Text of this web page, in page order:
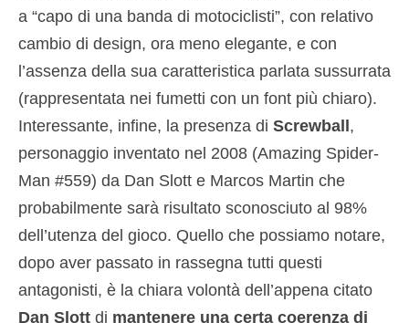
a “capo di una banda di motociclisti”, con relativo
cambio di design, ora meno elegante, e con
l’assenza della sua caratteristica parlata sussurrata
(rappresentata nei fumetti con un font più chiaro).
Interessante, infine, la presenza di Screwball ,
personaggio inventato nel 2008 (Amazing Spider-
Man #559) da Dan Slott e Marcos Martin che
probabilmente sarà risultato sconosciuto al 98%
dell’utenza del gioco. Quello che possiamo notare,
dopo aver passato in rassegna tutti questi
antagonisti, è la chiara volontà dell’appena citato
Dan Slott di mantenere una certa coerenza di